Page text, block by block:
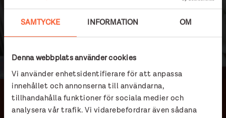
SAMTYCKE INFORMATION OM
Denna webbplats använder cookies
Vi använder enhetsidentifierare för att anpassa
innehållet och annonserna till användarna,
tillhandahålla funktioner för sociala medier och
analysera vår trafik. Vi vidarebefordrar även sådana